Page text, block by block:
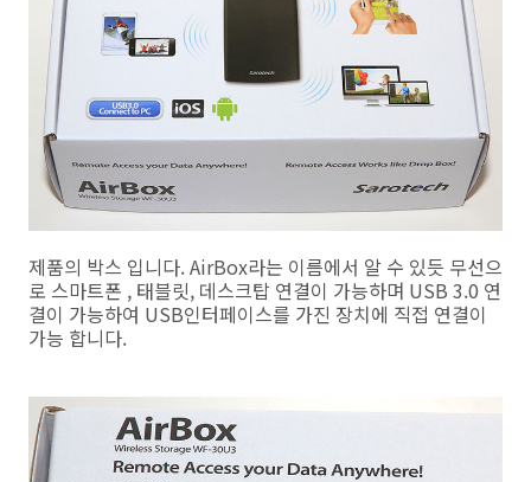
제품의 박스 입니다. AirBox라는 이름에서 알 수 있듯 무선으
로 스마트폰 , 태블릿, 데스크탑 연결이 가능하며 USB 3.0 연
결이 가능하여 USB인터페이스를 가진 장치에 직접 연결이
가능 합니다.